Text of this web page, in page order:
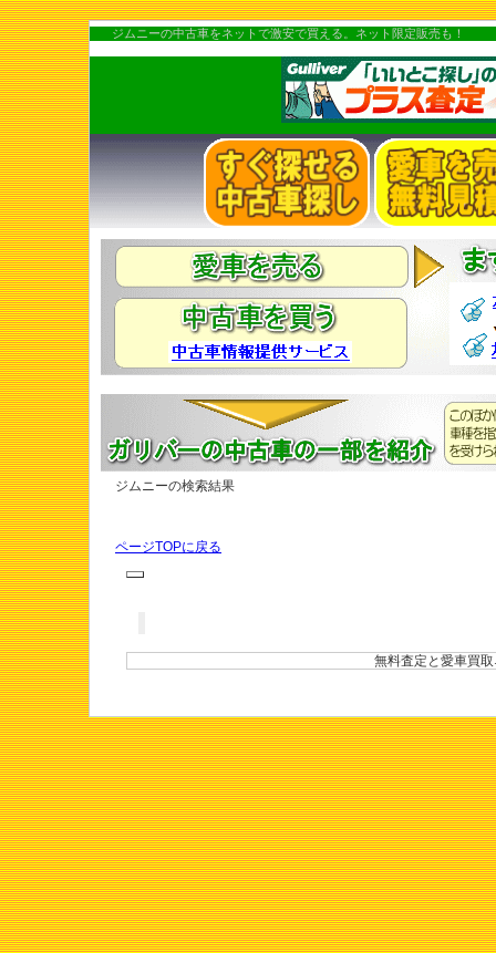
ジムニーの中古車をネットで激安で買える。ネット限定販売も！
ジムニーの検索結果
ページTOPに戻る
無料査定と愛車買